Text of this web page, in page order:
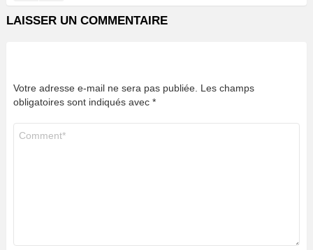
LAISSER UN COMMENTAIRE
Votre adresse e-mail ne sera pas publiée. Les champs
obligatoires sont indiqués avec *